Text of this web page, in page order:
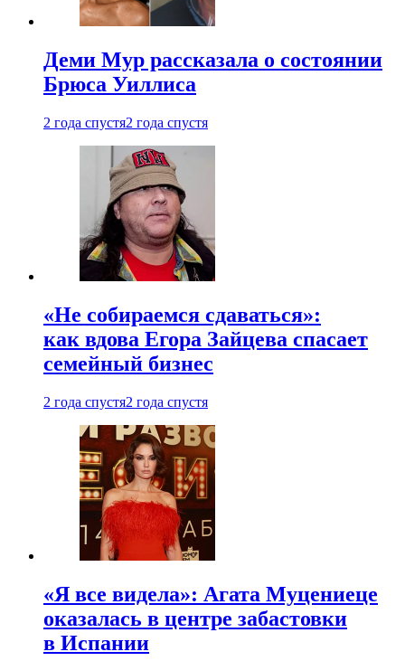
Деми Мур рассказала о состоянии
Брюса Уиллиса
2 года спустя2 года спустя
«Не собираемся сдаваться»:
как вдова Егора Зайцева спасает
семейный бизнес
2 года спустя2 года спустя
«Я все видела»: Агата Муцениеце
оказалась в центре забастовки
в Испании